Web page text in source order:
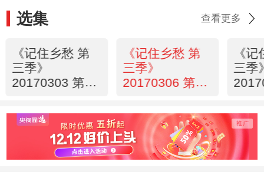
选集 查看更多
《记住乡愁 第
三季》
20170303 第四
——坚韧执着
《记住乡愁 第
三季》
20170306 第四
镇——丹心一片
家国情
《
三季
——